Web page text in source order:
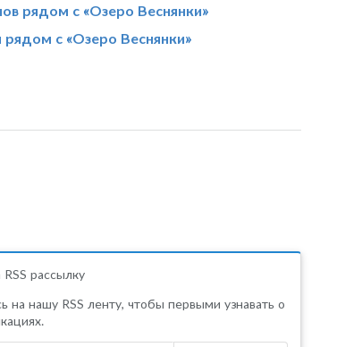
рядом с «Озеро Веснянки»
рядом с «Озеро Веснянки»
рассылку
на нашу RSS ленту, чтобы первыми узнавать о